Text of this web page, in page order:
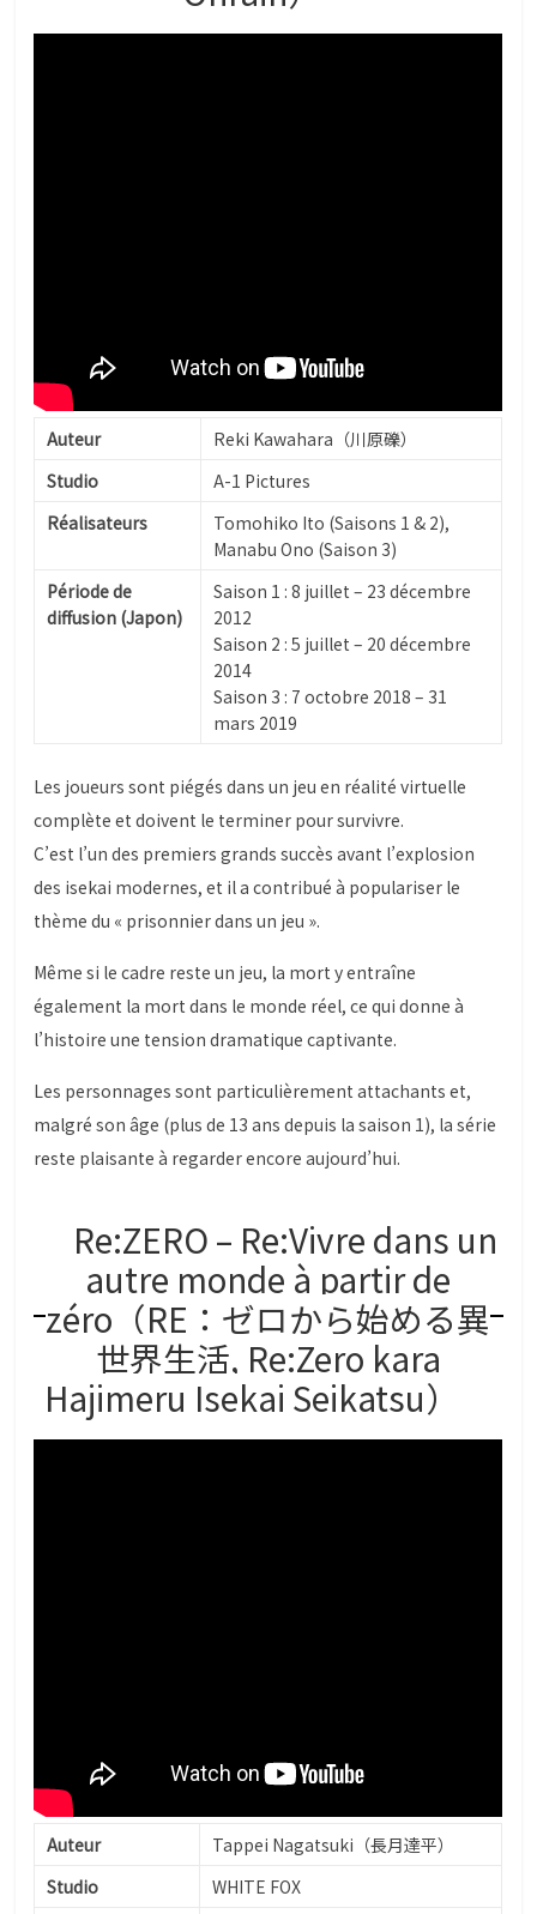
Auteur
Reki Kawahara（川原礫）
Studio
A-1 Pictures
Réalisateurs
Tomohiko Ito (Saisons 1 & 2),
Manabu Ono (Saison 3)
Période de
diffusion (Japon)
Saison 1 : 8 juillet – 23 décembre
2012
Saison 2 : 5 juillet – 20 décembre
2014
Saison 3 : 7 octobre 2018 – 31
mars 2019
Les joueurs sont piégés dans un jeu en réalité virtuelle
complète et doivent le terminer pour survivre.
C’est l’un des premiers grands succès avant l’explosion
des isekai modernes, et il a contribué à populariser le
thème du « prisonnier dans un jeu ».
Même si le cadre reste un jeu, la mort y entraîne
également la mort dans le monde réel, ce qui donne à
l’histoire une tension dramatique captivante.
Les personnages sont particulièrement attachants et,
malgré son âge (plus de 13 ans depuis la saison 1), la série
reste plaisante à regarder encore aujourd’hui.
Re:ZERO – Re:Vivre dans un
autre monde à partir de
zéro（RE：ゼロから始める異
世界生活, Re:Zero kara
Hajimeru Isekai Seikatsu）
Auteur
Tappei Nagatsuki（長月達平）
Studio
WHITE FOX